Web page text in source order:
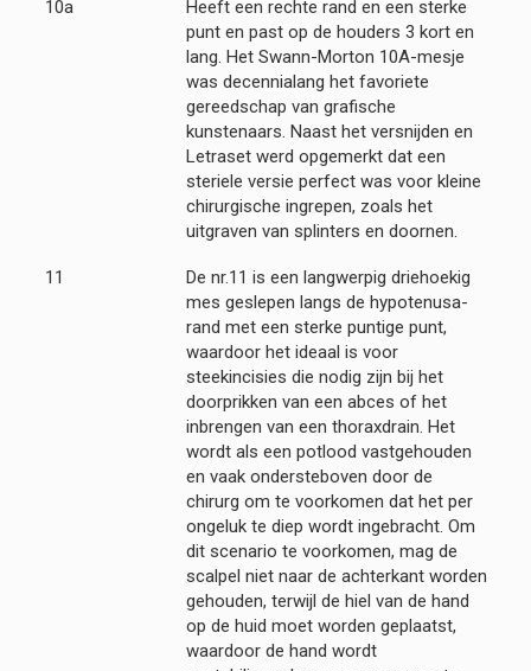
10a
Heeft een rechte rand en een sterke
punt en past op de houders 3 kort en
lang. Het Swann-Morton 10A-mesje
was decennialang het favoriete
gereedschap van grafische
kunstenaars. Naast het versnijden en
Letraset werd opgemerkt dat een
steriele versie perfect was voor kleine
chirurgische ingrepen, zoals het
uitgraven van splinters en doornen.
11
De nr.11 is een langwerpig driehoekig
mes geslepen langs de hypotenusa-
rand met een sterke puntige punt,
waardoor het ideaal is voor
steekincisies die nodig zijn bij het
doorprikken van een abces of het
inbrengen van een thoraxdrain. Het
wordt als een potlood vastgehouden
en vaak ondersteboven door de
chirurg om te voorkomen dat het per
ongeluk te diep wordt ingebracht. Om
dit scenario te voorkomen, mag de
scalpel niet naar de achterkant worden
gehouden, terwijl de hiel van de hand
op de huid moet worden geplaatst,
waardoor de hand wordt